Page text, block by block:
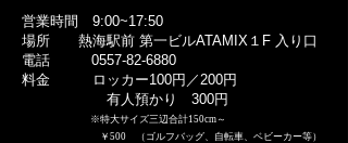
手荷物を預けてごゆっくり熱海観光をお
楽しみください。
熱海駅atamiでコインロッカーもしくはロ
ッカー熱海駅ロッカーで熱海コインロッ
カーでお困りではありませんか？
当店をコインロッカー代わりにそしてロ
営業時間 9:00~17:50
​場所 熱海駅前 第一ビルATAMIX１F 入り口
電話 0557-82-6880
​料金 ロッカー100円／200円
有人預かり 300円
※特大サイズ三辺合計150cm～
￥500 （ゴルフバッグ、自転車、ベビーカー等）